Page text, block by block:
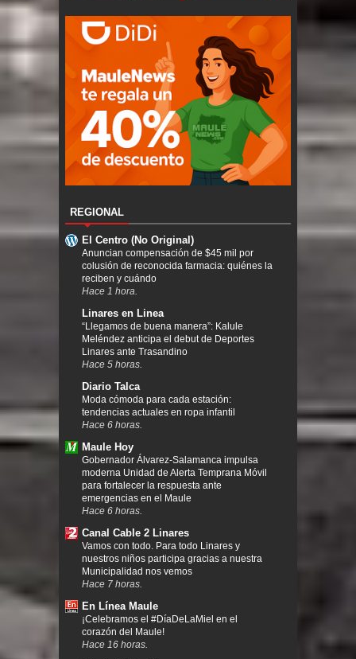
REGIONAL
El Centro (No Original)
Anuncian compensación de $45 mil por
colusión de reconocida farmacia: quiénes la
reciben y cuándo
Hace 1 hora.
Linares en Linea
“Llegamos de buena manera”: Kalule
Meléndez anticipa el debut de Deportes
Linares ante Trasandino
Hace 5 horas.
Diario Talca
Moda cómoda para cada estación:
tendencias actuales en ropa infantil
Hace 6 horas.
Maule Hoy
Gobernador Álvarez-Salamanca impulsa
moderna Unidad de Alerta Temprana Móvil
para fortalecer la respuesta ante
emergencias en el Maule
Hace 6 horas.
Canal Cable 2 Linares
Vamos con todo. Para todo Linares y
nuestros niños participa gracias a nuestra
Municipalidad nos vemos
Hace 7 horas.
En Línea Maule
¡Celebramos el #DíaDeLaMiel en el
corazón del Maule!
Hace 16 horas.